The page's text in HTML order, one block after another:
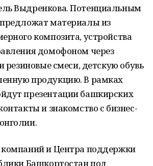
Выдренкова. Потенциальным
материалы из
композита, устройства
домофоном через
резиновые смеси, детскую обувь
продукцию. В рамках
презентации башкирских
и знакомство с бизнес-
и Центра поддержки
Башкортостан под